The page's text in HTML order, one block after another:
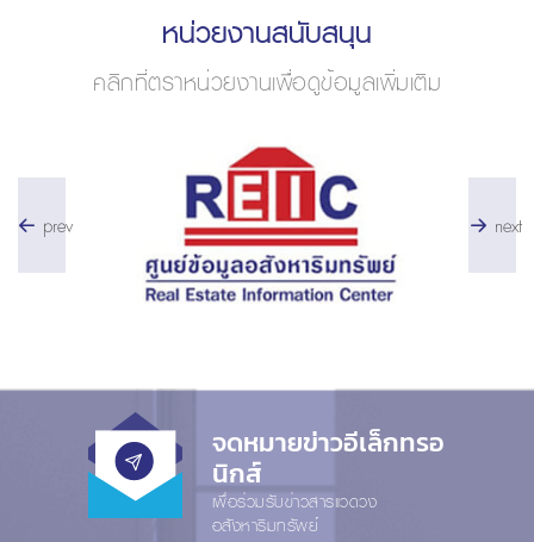
หน่วยงานสนับสนุน
คลิกที่ตราหน่วยงานเพื่อดูข้อมูลเพิ่มเติม
prev next
จดหมายข่าวอีเล็กทรอ
นิกส์
เพื่อร่วมรับข่าวสารแวดวง
อสังหาริมทรัพย์